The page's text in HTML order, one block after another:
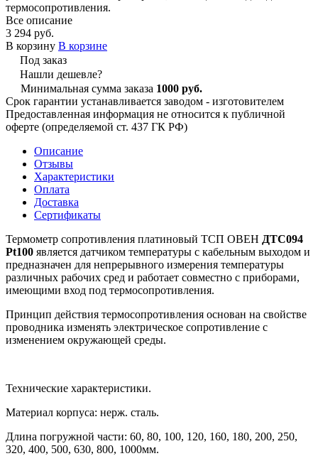
термосопротивления.
Все описание
3 294 руб.
В корзину В корзине
Под заказ
Нашли дешевле?
Минимальная сумма заказа 1000 руб.
Срок гарантии устанавливается заводом - изготовителем
Предоставленная информация не относится к публичной
оферте (определяемой ст. 437 ГК РФ)
Описание
Отзывы
Характеристики
Оплата
Доставка
Сертификаты
Термометр сопротивления платиновый ТСП ОВЕН ДТС094
Pt100 является датчиком температуры с кабельным выходом и
предназначен для непрерывного измерения температуры
различных рабочих сред и работает совместно с приборами,
имеющими вход под термосопротивления.
Принцип действия термосопротивления основан на свойстве
проводника изменять электрическое сопротивление с
изменением окружающей среды.
Технические характеристики.
Материал корпуса: нерж. сталь.
Длина погружной части: 60, 80, 100, 120, 160, 180, 200, 250,
320, 400, 500, 630, 800, 1000мм.